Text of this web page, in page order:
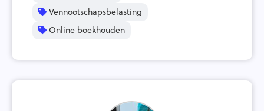
Vennootschapsbelasting
Online boekhouden